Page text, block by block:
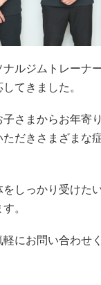
ナルジムトレーナ
てきました。
子さまからお年寄
ただきさまざまな
しっかり受けた
。
にお問い合わせ